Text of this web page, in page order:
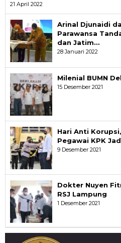
21 April 2022
Arinal Djunaidi
Parawansa
dan Jatim…
28 Januari 2022
Milenial BUMN
15 Desember 2021
Hari Anti
Pegawai KPK
9 Desember 2021
Dokter Nuyen
RSJ Lampung
1 Desember 2021